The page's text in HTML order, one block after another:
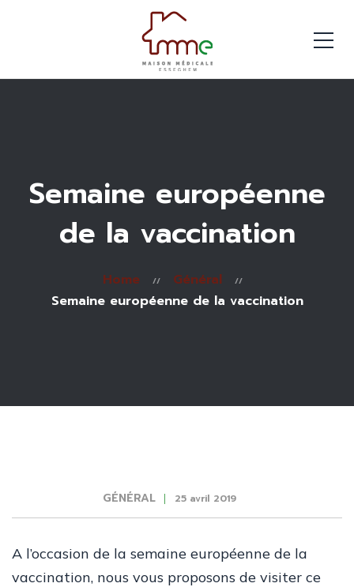
Semaine européenne
de la vaccination
Home
Général
Semaine européenne de la vaccination
GÉNÉRAL 25 avril 2019
A l’occasion de la semaine européenne de la
vaccination, nous vous proposons de visiter ce